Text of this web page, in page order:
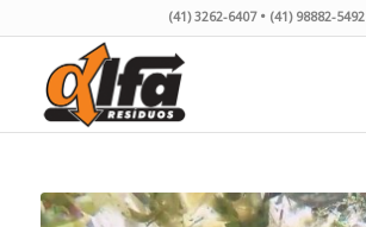
(41) 3262-6407 • (41) 98882-5492